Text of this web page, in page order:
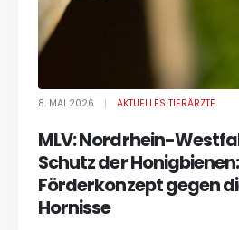
8. MAI 2026 AKTUELLES TIERÄRZTE
MLV: Nordrhein-
Schutz der
Förderkonzept gegen
Hornisse